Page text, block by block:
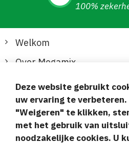
100%
Welkom
Over Megamix
Informatie
Klantenservice
Veilige en gemakkelijke
Deze website gebruikt
uw ervaring te verbeteren.
"Weigeren" te klikken,
met het gebruik van
noodzakelijke cookies. U